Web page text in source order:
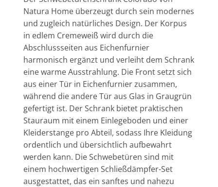
Natura Home überzeugt durch sein modernes
und zugleich natürliches Design. Der Korpus
in edlem Cremeweiß wird durch die
Abschlussseiten aus Eichenfurnier
harmonisch ergänzt und verleiht dem Schrank
eine warme Ausstrahlung. Die Front setzt sich
aus einer Tür in Eichenfurnier zusammen,
während die andere Tür aus Glas in Graugrün
gefertigt ist. Der Schrank bietet praktischen
Stauraum mit einem Einlegeboden und einer
Kleiderstange pro Abteil, sodass Ihre Kleidung
ordentlich und übersichtlich aufbewahrt
werden kann. Die Schwebetüren sind mit
einem hochwertigen Schließdämpfer-Set
ausgestattet, das ein sanftes und nahezu